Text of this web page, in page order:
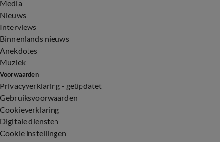
Media
Nieuws
Interviews
Binnenlands nieuws
Anekdotes
Muziek
Voorwaarden
Privacyverklaring - geüpdatet
Gebruiksvoorwaarden
Cookieverklaring
Digitale diensten
Cookie instellingen